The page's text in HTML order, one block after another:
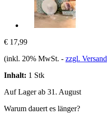
€ 17,99
(inkl. 20% MwSt. - zzgl. Versand
Inhalt: 1 Stk
Auf Lager ab 31. August
Warum dauert es länger?